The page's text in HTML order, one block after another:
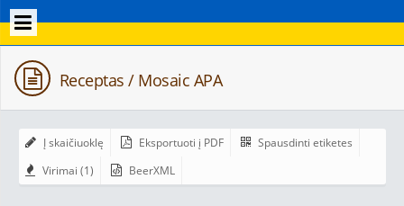
Receptas / Mosaic APA
Į skaičiuoklę Eksportuoti į PDF
Spausdinti etiketes
Virimai (1)
BeerXML